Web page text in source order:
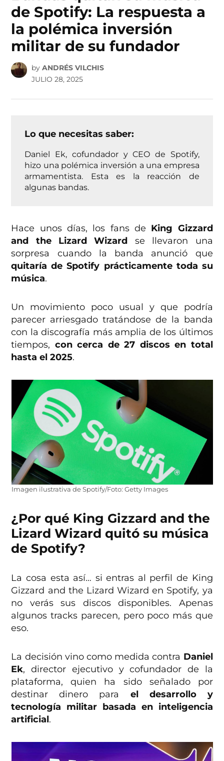
de Spotify: La respuesta a
la polémica inversión
militar de su fundador
by ANDRÉS VILCHIS
JULIO 28, 2025
Lo que necesitas saber:
Daniel Ek, cofundador y CEO de Spotify,
hizo una polémica inversión a una empresa
armamentista. Esta es la reacción de
algunas bandas.
Hace unos días, los fans de King Gizzard
and the Lizard Wizard se llevaron una
sorpresa cuando la banda anunció que
quitaría de Spotify prácticamente toda su
música.
Un movimiento poco usual y que podría
parecer arriesgado tratándose de la banda
con la discografía más amplia de los últimos
tiempos, con cerca de 27 discos en total
hasta el 2025.
Imagen ilustrativa de Spotify/Foto: Getty Images
¿Por qué King Gizzard and the
Lizard Wizard quitó su música
de Spotify?
La cosa esta así… si entras al perfil de King
Gizzard and the Lizard Wizard en Spotify, ya
no verás sus discos disponibles. Apenas
algunos tracks parecen, pero poco más que
eso.
La decisión vino como medida contra Daniel
Ek, director ejecutivo y cofundador de la
plataforma, quien ha sido señalado por
destinar dinero para el desarrollo y
tecnología militar basada en inteligencia
artificial.